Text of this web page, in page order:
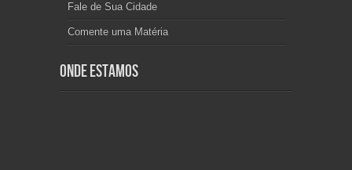
Fale de Sua Cidade
Comente uma Matéria
Onde Estamos